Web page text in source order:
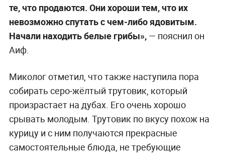
те, что продаются. Они хороши тем, что их
невозможно спутать с чем‑либо ядовитым.
Начали находить белые грибы»,— пояснил он
Аиф.
Миколог отметил, что также наступила пора
собирать серо‑жёлтый трутовик, который
произрастает на дубах. Его очень хорошо
срывать молодым. Трутовик по вкусу похож на
курицу и с ним получаются прекрасные
самостоятельные блюда, не требующие